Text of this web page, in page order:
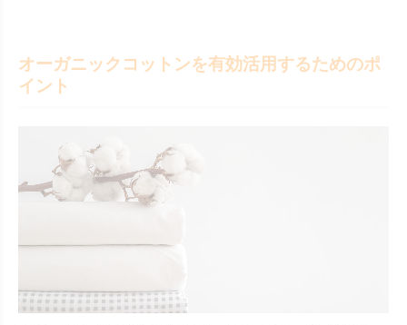
オーガニックコットンを有効活用するためのポ
イント